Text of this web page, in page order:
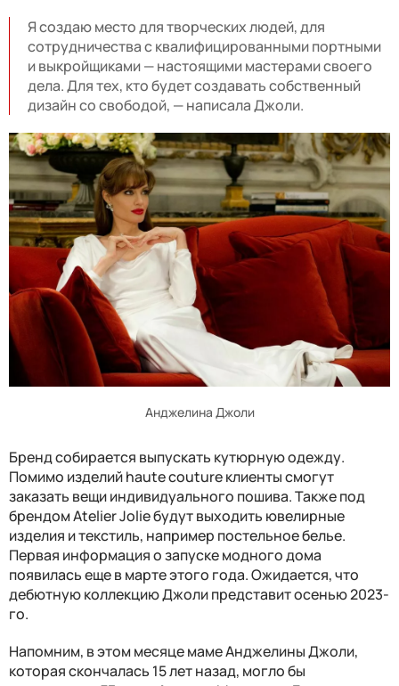
Я создаю место для творческих людей, для
сотрудничества с квалифицированными портными
и выкройщиками — настоящими мастерами своего
дела. Для тех, кто будет создавать собственный
дизайн со свободой, — написала Джоли.
Анджелина Джоли
Бренд собирается выпускать кутюрную одежду.
Помимо изделий haute couture клиенты смогут
заказать вещи индивидуального пошива. Также под
брендом Atelier Jolie будут выходить ювелирные
изделия и текстиль, например постельное белье.
Первая информация о запуске модного дома
появилась еще в марте этого года. Ожидается, что
дебютную коллекцию Джоли представит осенью 2023-
го.
Напомним, в этом месяце маме Анджелины Джоли,
которая скончалась 15 лет назад, могло бы